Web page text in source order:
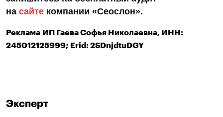
Создание новой структуры URL без
Этот вариант мог подойти для небольших
сайтов, но для крупного проекта он был
привело бы к падению позиций.